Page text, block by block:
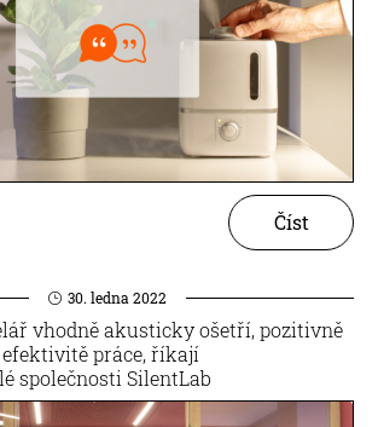
Číst
30. ledna 2022
vhodně akusticky ošetří, pozitivně
práce, říkají
společnosti SilentLab